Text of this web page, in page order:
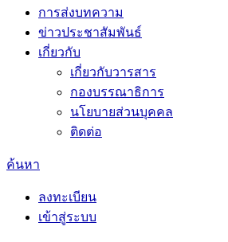
การส่งบทความ
ข่าวประชาสัมพันธ์
เกี่ยวกับ
เกี่ยวกับวารสาร
กองบรรณาธิการ
นโยบายส่วนบุคคล
ติดต่อ
ค้นหา
ลงทะเบียน
เข้าสู่ระบบ